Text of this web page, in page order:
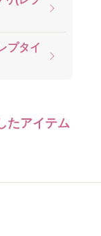
プタイ
たアイテム